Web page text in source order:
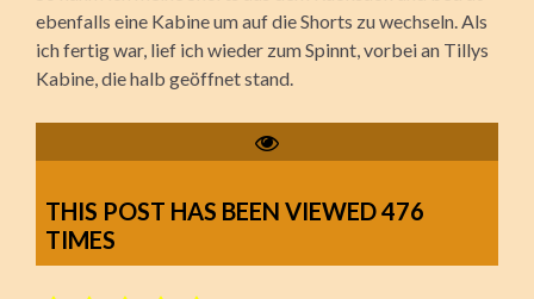
ebenfalls eine Kabine um auf die Shorts zu wechseln. Als
ich fertig war, lief ich wieder zum Spinnt, vorbei an Tillys
Kabine, die halb geöffnet stand.
THIS POST HAS BEEN VIEWED476
TIMES